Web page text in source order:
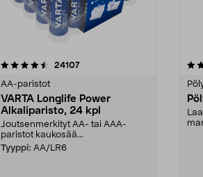
24107arvostelut
AA-paristot
VARTA Longlife Power
Alkaliparisto, 24 kpl
Joutsenmerkityt AA- tai AAA-
paristot kaukosää...
Tyyppi: AA/LR6
4.5viidestä